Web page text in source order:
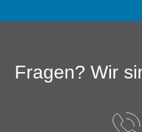
Fragen? Wir